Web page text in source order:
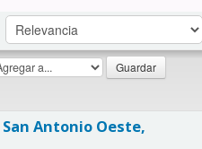
Antonio Oeste,